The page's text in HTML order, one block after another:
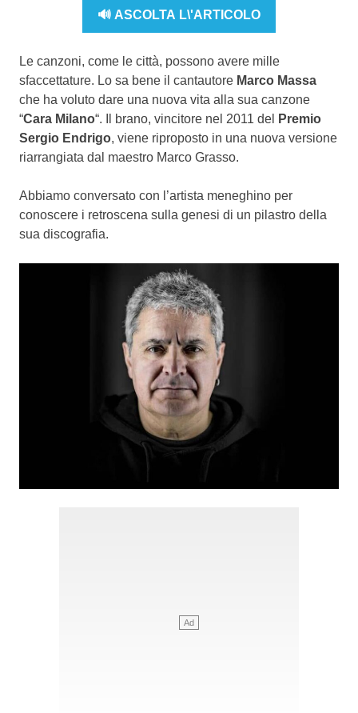
🔊 ASCOLTA L\'ARTICOLO
Le canzoni, come le città, possono avere mille
sfaccettature. Lo sa bene il cantautore Marco Massa
che ha voluto dare una nuova vita alla sua canzone
“Cara Milano“. Il brano, vincitore nel 2011 del
Premio
Sergio Endrigo, viene riproposto in una nuova versione
riarrangiata dal maestro Marco Grasso.
Abbiamo conversato con l’artista meneghino per
conoscere i retroscena sulla genesi di un pilastro della
sua discografia.